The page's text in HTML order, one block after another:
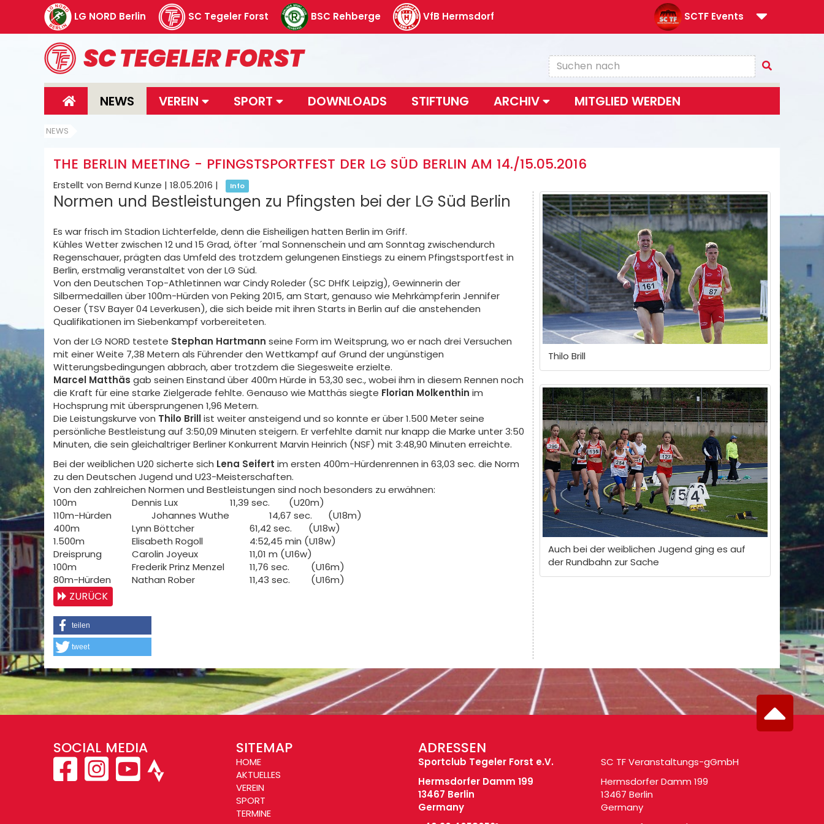
LG NORD Berlin SC Tegeler Forst BSC Rehberge VfB Hermsdorf SCTF Events
NEWS VEREIN SPORT DOWNLOADS STIFTUNG ARCHIV MITGLIED WERDEN
NEWS
THE BERLIN MEETING - PFINGSTSPORTFEST DER LG SÜD BERLIN AM 14./15.05.2016
Erstellt von Bernd Kunze | 18.05.2016 | Info
Normen und Bestleistungen zu Pfingsten bei der LG Süd Berlin
Es war frisch im Stadion Lichterfelde, denn die Eisheiligen hatten Berlin im Griff.
Kühles Wetter zwischen 12 und 15 Grad, öfter ´mal Sonnenschein und am Sonntag zwischendurch
Regenschauer, prägten das Umfeld des trotzdem gelungenen Einstiegs zu einem Pfingstsportfest in
Berlin, erstmalig veranstaltet von der LG Süd.
Von den Deutschen Top-Athletinnen war Cindy Roleder (SC DHfK Leipzig), Gewinnerin der
Silbermedaillen über 100m-Hürden von Peking 2015, am Start, genauso wie Mehrkämpferin Jennifer
Oeser (TSV Bayer 04 Leverkusen), die sich beide mit ihren Starts in Berlin auf die anstehenden
Qualifikationen im Siebenkampf vorbereiteten.
Von der LG NORD testete Stephan Hartmann seine Form im Weitsprung, wo er nach drei Versuchen
mit einer Weite 7,38 Metern als Führender den Wettkampf auf Grund der ungünstigen
Witterungsbedingungen abbrach, aber trotzdem die Siegesweite erzielte.
Marcel Matthäs gab seinen Einstand über 400m Hürde in 53,30 sec., wobei ihm in diesem Rennen noch
die Kraft für eine starke Zielgerade fehlte. Genauso wie Matthäs siegte Florian Molkenthin im
Hochsprung mit übersprungenen 1,96 Metern.
Die Leistungskurve von Thilo Brillist weiter ansteigend und so konnte er über 1.500 Meter seine
persönliche Bestleistung auf 3:50,09 Minuten steigern. Er verfehlte damit nur knapp die Marke unter 3:50
Minuten, die sein gleichaltriger Berliner Konkurrent Marvin Heinrich (NSF) mit 3:48,90 Minuten erreichte.
Bei der weiblichen U20 sicherte sich Lena Seifert im ersten 400m-Hürdenrennen in 63,03 sec. die Norm
zu den Deutschen Jugend und U23-Meisterschaften.
Von den zahlreichen Normen und Bestleistungen sind noch besonders zu erwähnen:
100m
Dennis Lux 11,39 sec.
(U20m)
110m-Hürden
Johannes Wuthe 14,67 sec.
(U18m)
400m
Lynn Böttcher 61,42 sec.
(U18w)
1.500m
Elisabeth Rogoll
4:52,45 min (U18w)
Dreisprung
Carolin Joyeux
11,01 m (U16w)
100m
Frederik Prinz Menzel 11,76 sec.
(U16m)
80m-Hürden
Nathan Rober 11,43 sec. (U16m)
ZURÜCK
teilen
tweet
Thilo Brill
Auch bei der weiblichen Jugend ging es auf
der Rundbahn zur Sache
SOCIAL MEDIA SITEMAP
HOME
AKTUELLES
VEREIN
SPORT
TERMINE
ADRESSEN
Sportclub Tegeler Forst e.V.
Hermsdorfer Damm 199
13467 Berlin
Germany
SC TF Veranstaltungs-gGmbH
Hermsdorfer Damm 199
13467 Berlin
Germany